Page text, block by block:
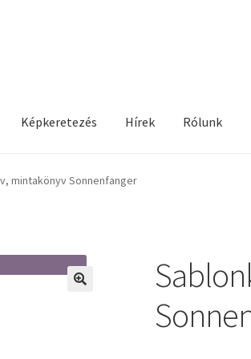
Képkeretezés Hírek Rólunk
/ Workshopok Elérhetőségeink
mintakönyv Sonnenfanger